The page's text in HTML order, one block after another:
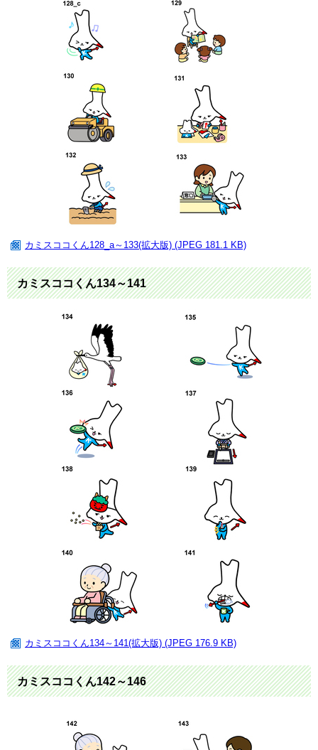
カミスココくん128_a～133(拡大版) (JPEG 181.1 KB)
カミスココくん134～141
カミスココくん134～141(拡大版) (JPEG 176.9 KB)
カミスココくん142～146